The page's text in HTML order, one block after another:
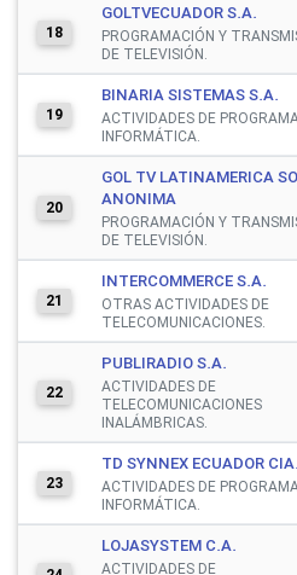
18
GOLTVECUADOR S.A.
PROGRAMACIÓN Y
DE TELEVISIÓN.
19
BINARIA SISTEMAS S.A.
ACTIVIDADES DE
INFORMÁTICA.
20
GOL TV LATINAMERICA
ANONIMA
PROGRAMACIÓN Y
DE TELEVISIÓN.
21
INTERCOMMERCE S.A.
OTRAS ACTIVIDADES DE
TELECOMUNICACIONES.
22
PUBLIRADIO S.A.
ACTIVIDADES DE
TELECOMUNICACIONES
INALÁMBRICAS.
23
TD SYNNEX ECUADOR
ACTIVIDADES DE
INFORMÁTICA.
LOJASYSTEM C.A.
ACTIVIDADES DE